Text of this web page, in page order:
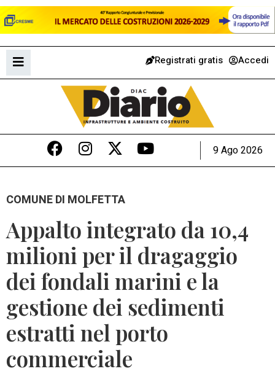
Registrati gratis Accedi
9 Ago 2026
COMUNE DI MOLFETTA
Appalto integrato da 10,4
milioni per il dragaggio
dei fondali marini e la
gestione dei sedimenti
estratti nel porto
commerciale